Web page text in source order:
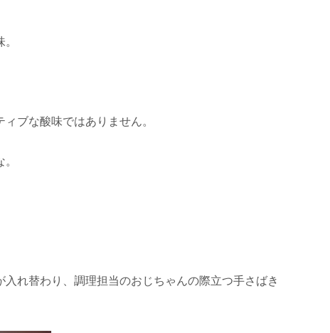
ブな酸味ではありません。
れ替わり、調理担当のおじちゃんの際立つ手さばき